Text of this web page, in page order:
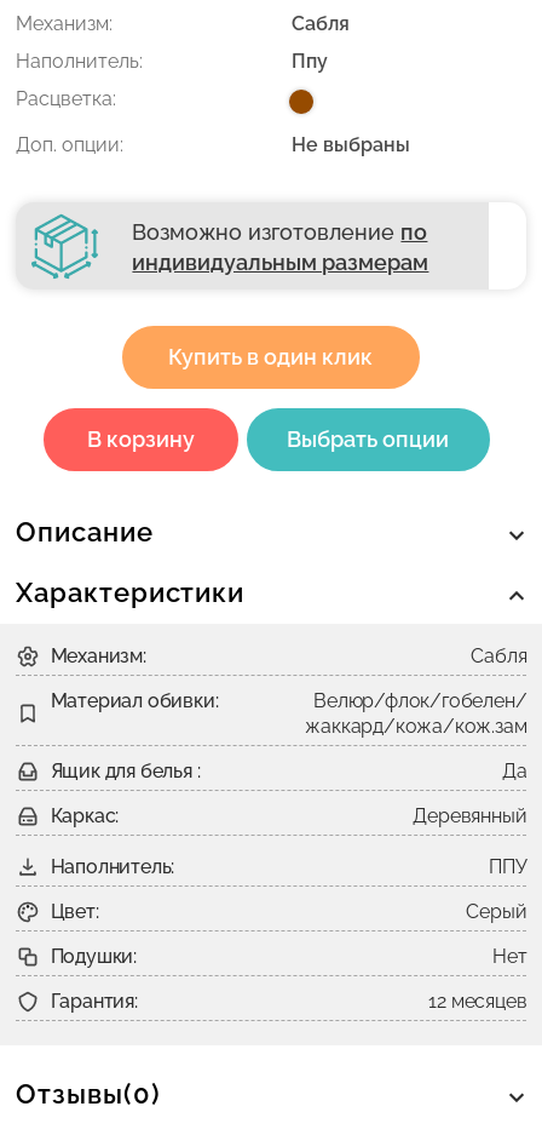
Механизм:
Сабля
Наполнитель:
Ппу
Расцветка:
Доп. опции:
Не выбраны
Возможно изготовление по
индивидуальным размерам
Купить в один клик
В корзину Выбрать опции
Описание
Характеристики
Механизм:
Сабля
Материал обивки:
Велюр/флок/гобелен/
жаккард/кожа/кож.зам
Ящик для белья :
Да
Каркас:
Деревянный
Наполнитель:
ППУ
Цвет:
Серый
Подушки:
Нет
Гарантия:
12 месяцев
Отзывы(0)